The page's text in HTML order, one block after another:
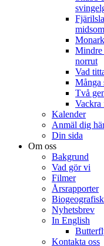
Mindre
norrut
Vad
Många
Två
Vackra
Kalender
Anmäl dig
Din sida
Om oss
Bakgrund
Vad gör vi
Filmer
Årsrapporter
Nyhetsbrev
In English
Kontakta oss